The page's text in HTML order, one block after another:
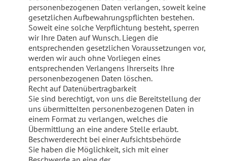
personenbezogenen Daten verlangen, soweit keine
gesetzlichen Aufbewahrungspflichten bestehen.
Soweit eine solche Verpflichtung besteht, sperren
wir Ihre Daten auf Wunsch. Liegen die
entsprechenden gesetzlichen Voraussetzungen vor,
werden wir auch ohne Vorliegen eines
entsprechenden Verlangens Ihrerseits Ihre
personenbezogenen Daten löschen.
Recht auf Datenübertragbarkeit
Sie sind berechtigt, von uns die Bereitstellung der
uns übermittelten personenbezogenen Daten in
einem Format zu verlangen, welches die
Übermittlung an eine andere Stelle erlaubt.
Beschwerderecht bei einer Aufsichtsbehörde
Sie haben die Möglichkeit, sich mit einer